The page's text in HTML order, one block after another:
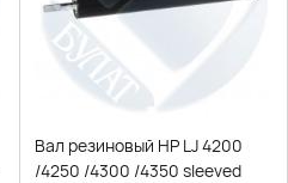
Вал резиновый HP LJ 4200
/4250 /4300 /4350 sleeved